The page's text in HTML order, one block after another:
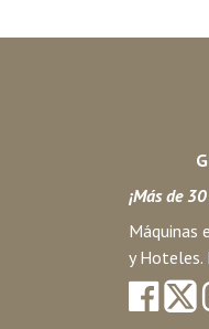
¡Más de
Máquinas
y Hoteles.